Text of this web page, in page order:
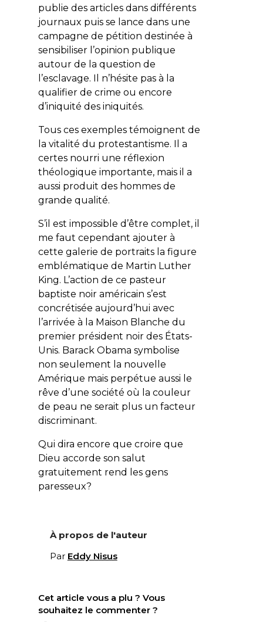
publie des articles dans différents
journaux puis se lance dans une
campagne de pétition destinée à
sensibiliser l’opinion publique
autour de la question de
l’esclavage. Il n’hésite pas à la
qualifier de crime ou encore
d’iniquité des iniquités.
Tous ces exemples témoignent de
la vitalité du protestantisme. Il a
certes nourri une réflexion
théologique importante, mais il a
aussi produit des hommes de
grande qualité.
S’il est impossible d’être complet, il
me faut cependant ajouter à
cette galerie de portraits la figure
emblématique de Martin Luther
King. L’action de ce pasteur
baptiste noir américain s’est
concrétisée aujourd’hui avec
l’arrivée à la Maison Blanche du
premier président noir des États-
Unis. Barack Obama symbolise
non seulement la nouvelle
Amérique mais perpétue aussi le
rêve d’une société où la couleur
de peau ne serait plus un facteur
discriminant.
Qui dira encore que croire que
Dieu accorde son salut
gratuitement rend les gens
paresseux?
À propos de l'auteur
Par Eddy Nisus
Cet article vous a plu ? Vous
souhaitez le commenter ?